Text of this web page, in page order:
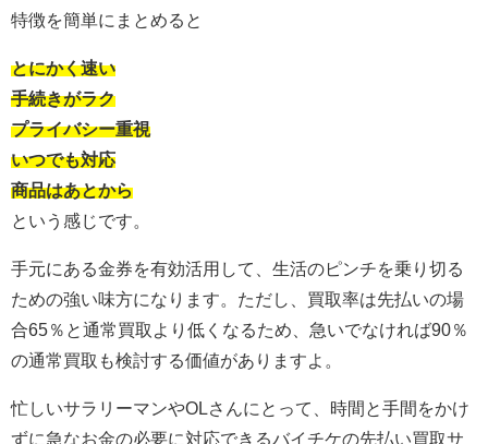
特徴を簡単にまとめると
とにかく速い
手続きがラク
プライバシー重視
いつでも対応
商品はあとから
という感じです。
手元にある金券を有効活用して、生活のピンチを乗り切る
ための強い味方になります。ただし、買取率は先払いの場
合65％と通常買取より低くなるため、急いでなければ90％
の通常買取も検討する価値がありますよ。
忙しいサラリーマンやOLさんにとって、時間と手間をかけ
ずに急なお金の必要に対応できるバイチケの先払い買取サ